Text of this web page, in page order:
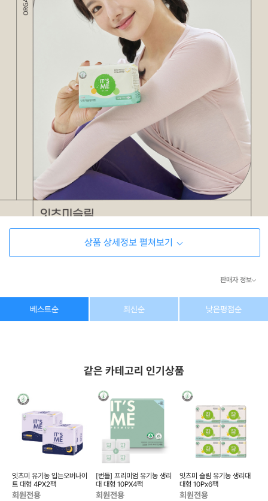
상품 상세정보 펼쳐보기
판매자 정보
상호/대표자 (주) 동이커머스
dongeecom@naver.com
소재지 경기도 고양시 덕양구 꽃마을로64, 1235호
베스트순 최신순 낮은평점순
같은 카테고리 인기상품
잇츠미 유기농 입는오버나이
트 대형 4PX2팩
회원전용
[번들] 프리미엄 유기농 생리
대 대형 10PX4팩
회원전용
잇츠미 슬림 유기농 생리대
대형 10Px6팩
회원전용